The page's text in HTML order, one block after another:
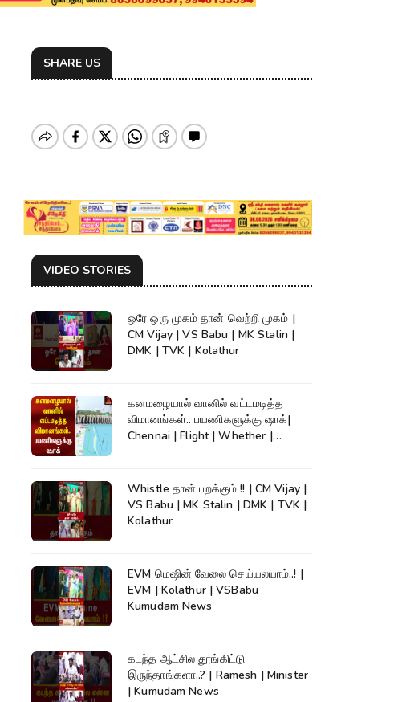
SHARE US
VIDEO STORIES
ஒரே ஒரு முகம் தான் வெற்றி முகம் |
CM Vijay | VS Babu | MK Stalin |
DMK | TVK | Kolathur
கனமழையால் வானில் வட்டமடித்த
விமானங்கள்.. பயணிகளுக்கு ஷாக்|
Chennai | Flight | Whether |
Whistle தான் பறக்கும் !! | CM Vijay |
VS Babu | MK Stalin | DMK | TVK |
Kolathur
EVM மெஷின் வேலை செய்யலயாம்..! |
EVM | Kolathur | VSBabu
Kumudam News
கடந்த ஆட்சில தூங்கிட்டு
இருந்தாங்களா..? | Ramesh | Minister
| Kumudam News